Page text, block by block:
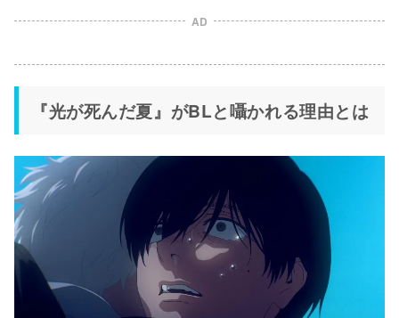
AD
『光が死んだ夏』がBLと囁かれる理由とは